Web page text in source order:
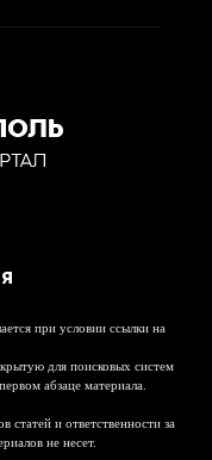
при условии ссылки на
для поисковых систем
абзаце материала.
статей и ответственности за
не несет.